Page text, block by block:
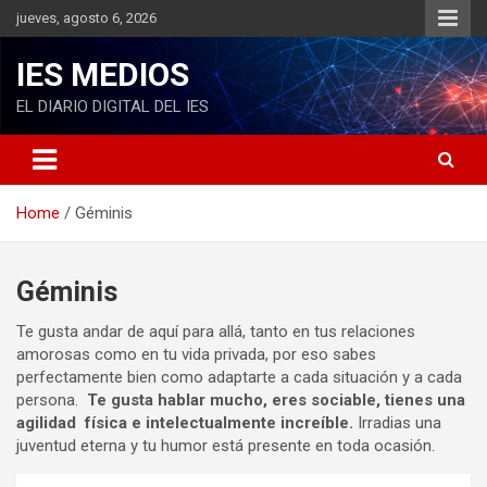
k
e
jueves, agosto 6, 2026
IES MEDIOS
EL DIARIO DIGITAL DEL IES
Home Géminis
Géminis
Te gusta andar de aquí para allá, tanto en tus relaciones
amorosas como en tu vida privada, por eso sabes
perfectamente bien como adaptarte a cada situación y a cada
persona. Te gusta hablar mucho, eres sociable, tienes una
agilidad física e intelectualmente increíble. Irradias una
juventud eterna y tu humor está presente en toda ocasión.